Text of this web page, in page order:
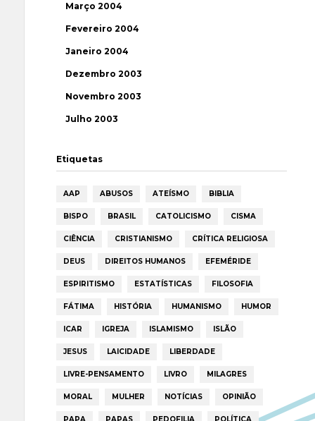
Março 2004
Fevereiro 2004
Janeiro 2004
Dezembro 2003
Novembro 2003
Julho 2003
Etiquetas
AAP ABUSOS ATEÍSMO BIBLIA
BISPO BRASIL CATOLICISMO CISMA
CIÊNCIA CRISTIANISMO CRÍTICA RELIGIOSA
DEUS DIREITOS HUMANOS EFEMÉRIDE
ESPIRITISMO ESTATÍSTICAS FILOSOFIA
FÁTIMA HISTÓRIA HUMANISMO HUMOR
ICAR IGREJA ISLAMISMO ISLÃO
JESUS LAICIDADE LIBERDADE
LIVRE-PENSAMENTO LIVRO MILAGRES
MORAL MULHER NOTÍCIAS OPINIÃO